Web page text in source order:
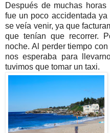
Después de muchas
fue un poco accidentada
se veía venir, ya que
que tenían que recorrer.
noche. Al perder tiempo
nos esperaba para
tuvimos que tomar un taxi.